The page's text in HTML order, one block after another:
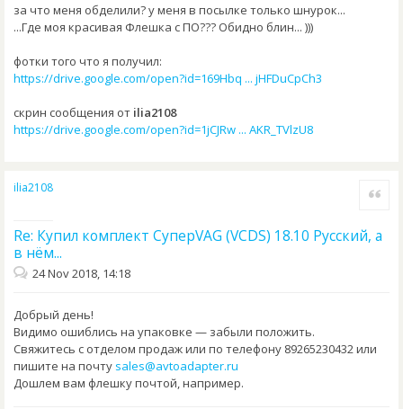
за что меня обделили? у меня в посылке только шнурок...
...Где моя красивая Флешка с ПО??? Обидно блин... )))
фотки того что я получил:
https://drive.google.com/open?id=169Hbq ... jHFDuCpCh3
скрин сообщения от ilia2108
https://drive.google.com/open?id=1jCJRw ... AKR_TVlzU8
ilia2108
Re: Купил комплект СуперVAG (VCDS) 18.10 Русский, а
в нём...
Quote
24 Nov 2018, 14:18
Добрый день!
Видимо ошиблись на упаковке — забыли положить.
Свяжитесь с отделом продаж или по телефону 89265230432 или
пишите на почту sales@avtoadapter.ru
Дошлем вам флешку почтой, например.